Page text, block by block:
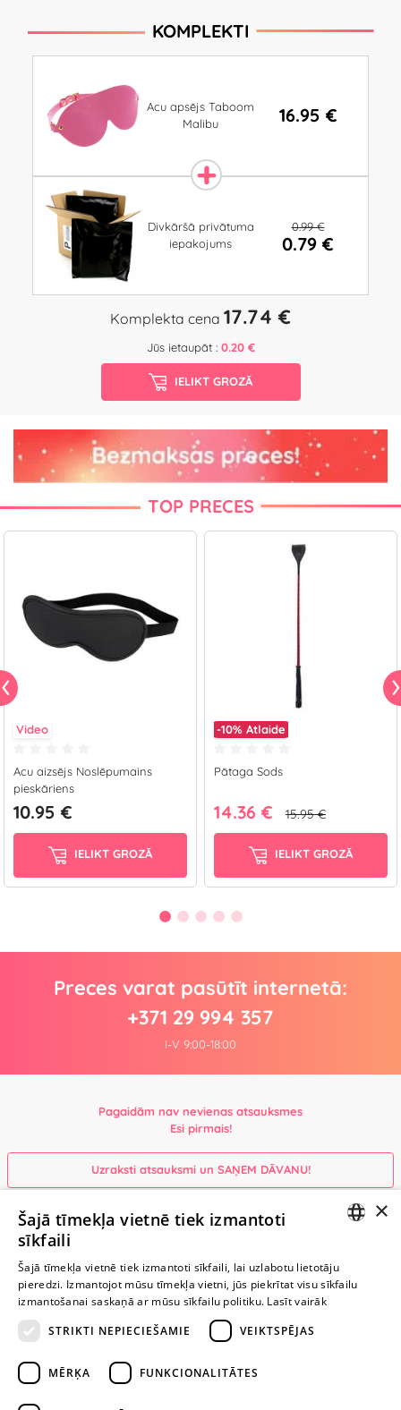
KOMPLEKTI
Acu apsējs Taboom
Malibu
16.95 €
Divkāršā privātuma
iepakojums
0.99 €
0.79 €
Komplekta cena 17.74 €
Jūs ietaupāt : 0.20 €
IELIKT GROZĀ
TOP PRECES
Video
Acu aizsējs Noslēpumains
pieskāriens
10.95 €
IELIKT GROZĀ
-10% Atlaide
Pātaga Sods
14.36 € 15.95 €
IELIKT GROZĀ
Preces varat pasūtīt internetā:
+371 29 994 357
I-V 9:00-18:00
Pagaidām nav nevienas atsauksmes
Esi pirmais!
Uzraksti atsauksmi un SAŅEM DĀVANU!
Ievērībai: Yesyes.lv satur atklātu seksuālu informāciju un attēlus. Lietot
TURPINIET
ROTAĻĀTIES
+371 29 994 357
RUSSIAN
×
Šajā tīmekļa vietnē tiek izmantoti
sīkfaili
Šajā tīmekļa vietnē tiek izmantoti sīkfaili, lai uzlabotu lietotāju
pieredzi. Izmantojot mūsu tīmekļa vietni, jūs piekrītat visu sīkfailu
izmantošanai saskaņā ar mūsu sīkfailu politiku. Lasīt vairāk
STRIKTI NEPIECIEŠAMIE
VEIKTSPĒJAS
MĒRĶA FUNKCIONALITĀTES